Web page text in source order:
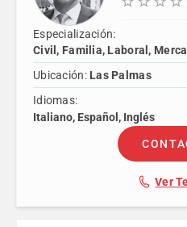
Especialización:
Civil, Familia, Laboral,
Ubicación: Las Palmas
Idiomas:
Italiano, Español, Inglés
Ver